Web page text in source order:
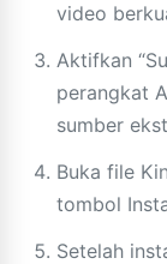
video
Aktifkan
perangkat
sumber
Buka file
tombol
Setelah